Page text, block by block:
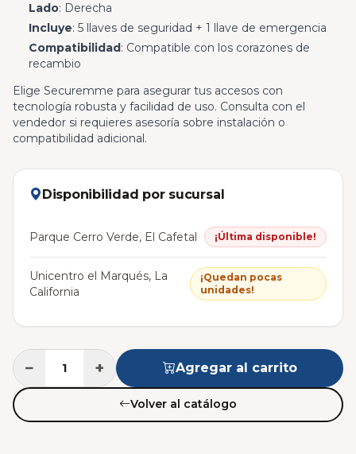
Lado: Derecha
Incluye: 5 llaves de seguridad + 1 llave de emergencia
Compatibilidad: Compatible con los corazones de
recambio
Elige Securemme para asegurar tus accesos con
tecnología robusta y facilidad de uso. Consulta con el
vendedor si requieres asesoría sobre instalación o
compatibilidad adicional.
Disponibilidad por sucursal
Parque Cerro Verde, El Cafetal ¡Última disponible!
Unicentro el Marqués, La
California
¡Quedan pocas
unidades!
− + Agregar al carrito
Volver al catálogo